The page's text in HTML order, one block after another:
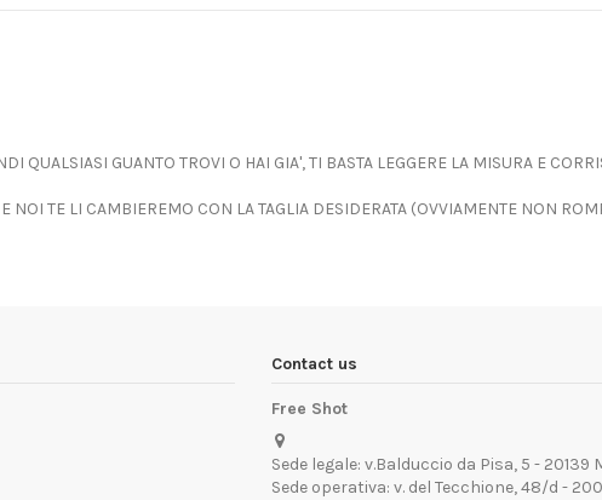
QUALSIASI GUANTO TROVI O HAI GIA', TI BASTA LEGGERE LA MISURA E
NOI TE LI CAMBIEREMO CON LA TAGLIA DESIDERATA (OVVIAMENTE NON
Contact us
Free Shot
Sede legale: v.Balduccio da Pisa, 5 - 20139
Sede operativa: v. del Tecchione, 48/d -